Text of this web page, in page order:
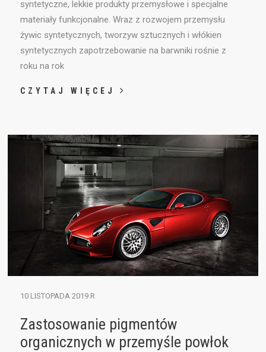
syntetyczne, lekkie produkty przemysłowe i specjalne
materiały funkcjonalne. Wraz z rozwojem przemysłu
żywic syntetycznych, tworzyw sztucznych i włókien
syntetycznych zapotrzebowanie na barwniki rośnie z
roku na rok
CZYTAJ WIĘCEJ
10 LISTOPADA 2019 R
Zastosowanie pigmentów
organicznych w przemyśle powłok